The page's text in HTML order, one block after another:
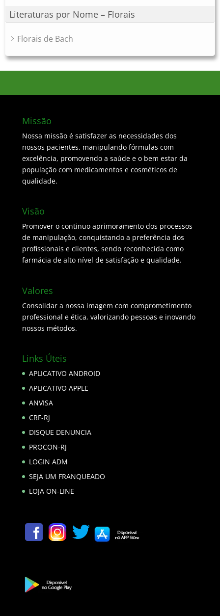
Literaturas por Nome – Florais
Florais de Bach
Missão
Nossa missão é satisfazer as necessidades dos
nossos pacientes, manipulando fórmulas com
excelência, promovendo a saúde e o bem estar da
população com medicamentos e cosméticos de
qualidade.
Visão
Promover o continuo aprimoramento dos processos
de manipulação, conquistando a preferência dos
profissionais e clientes, sendo reconhecida como
farmácia de alto nível de satisfação e qualidade.
Valores
Consolidar a nossa imagem com comprometimento
professional e ética, valorizando pessoas e inovando
nossos métodos.
Links Úteis
APLICATIVO ANDROID
APLICATIVO APPLE
ANVISA
CRF-RJ
DISQUE DENUNCIA
PROCON-RJ
LOGIN ADM
SEJA UM FRANQUEADO
LOJA ON-LINE